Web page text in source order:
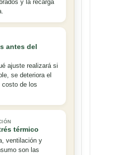
y la recarga
antes del
ajuste realizará si
se deteriora el
costo de los
térmico
ventilación y
son las